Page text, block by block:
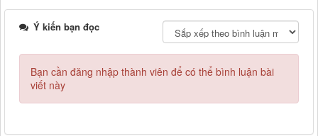
Ý kiến bạn đọc
Bạn cần đăng nhập thành viên để có thể bình luận bài
viết này